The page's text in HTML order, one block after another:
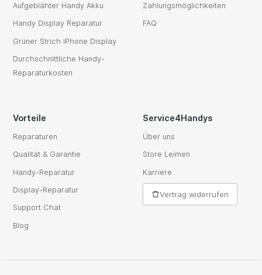
Aufgeblähter Handy Akku
Handy Display Reparatur
Grüner Strich iPhone Display
Durchschnittliche Handy-
Reparaturkosten
Zahlungsmöglichkeiten
FAQ
Vorteile
Reparaturen
Qualität & Garantie
Handy-Reparatur
Display-Reparatur
Support Chat
Blog
Service4Handys
Über uns
Store Leimen
Karriere
Vertrag widerrufen